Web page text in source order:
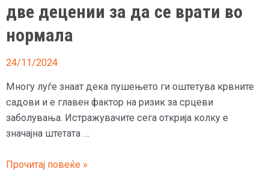
две децении за да се врати во
нормала
24/11/2024
Многу луѓе знаат дека пушењето ги оштетува крвните
садови и е главен фактор на ризик за срцеви
заболувања. Истражувачите сега открија колку е
значајна штетата …
Ако
Прочитај повеќе »